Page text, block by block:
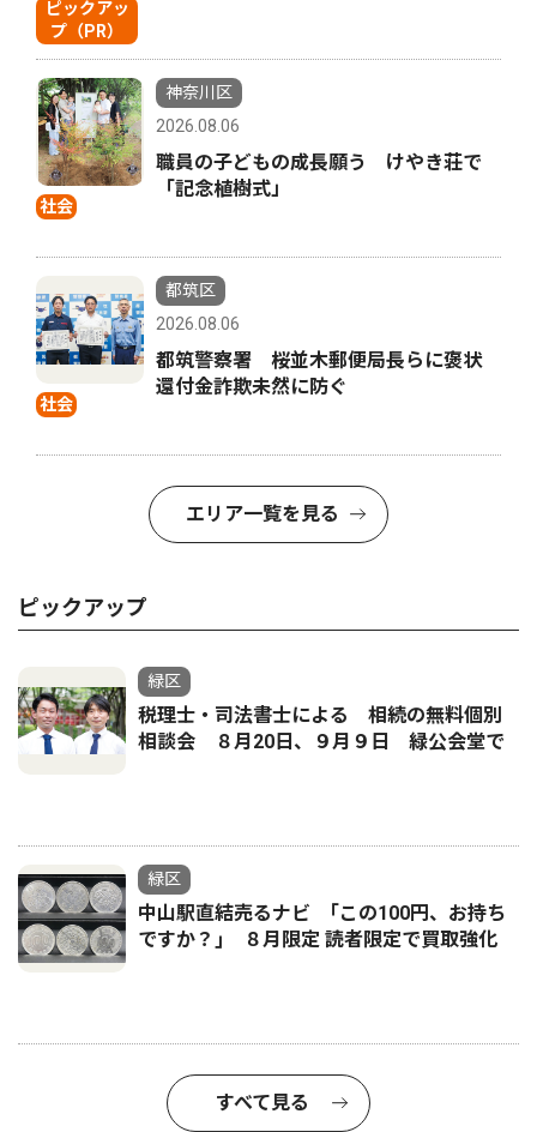
ピックアッ
プ（PR）
社会
神奈川区
2026.08.06
職員の子どもの成長願う けやき荘で
「記念植樹式」
社会
都筑区
2026.08.06
都筑警察署 桜並木郵便局長らに褒状
還付金詐欺未然に防ぐ
エリア一覧を見る
ピックアップ
緑区
税理士・司法書士による 相続の無料個別
相談会 ８月20日、９月９日 緑公会堂で
緑区
中山駅直結売るナビ ｢この100円、お持ち
ですか？｣ ８月限定 読者限定で買取強化
すべて見る